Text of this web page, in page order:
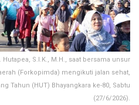
S.I.K., M.H., saat bersama unsur
(Forkopimda) mengikuti jalan sehat,
Tahun (HUT) Bhayangkara ke-80, Sabtu
(27/6/2026).